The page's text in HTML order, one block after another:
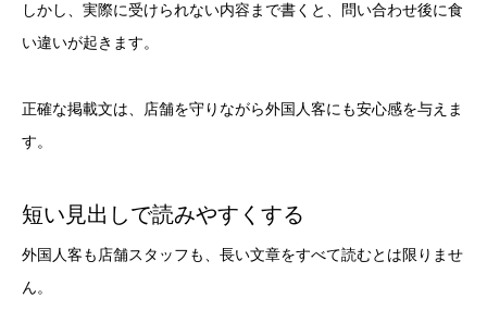
しかし、実際に受けられない内容まで書くと、問い合わせ後に食
い違いが起きます。
正確な掲載文は、店舗を守りながら外国人客にも安心感を与えま
す。
短い見出しで読みやすくする
外国人客も店舗スタッフも、長い文章をすべて読むとは限りませ
ん。